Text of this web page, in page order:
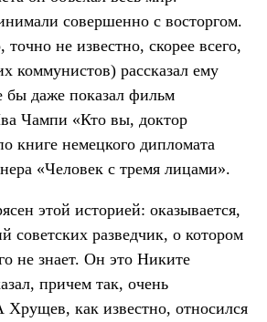
совершенно с восторгом.
не известно, скорее всего,
коммунистов) рассказал ему
бы даже показал фильм
Чампи «Кто вы, доктор
книге немецкого дипломата
«Человек с тремя лицами».
этой историей: оказывается,
советских разведчик, о котором
не знает. Он это Никите
причем так, очень
как известно, относился